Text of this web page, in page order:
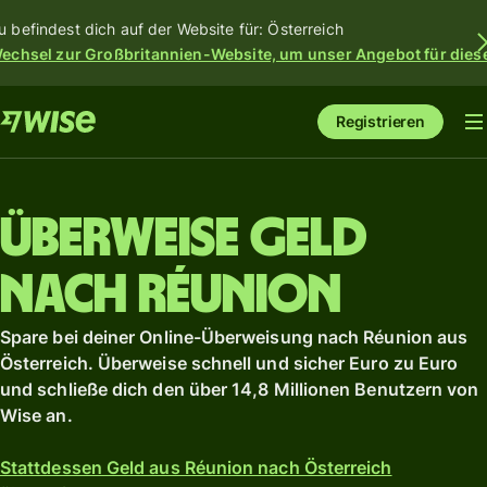
befindest dich auf der Website für: Österreich
zur Großbritannien-Website, um unser Angebot für
Registrieren
Überweise Geld
nach Réunion
Spare bei deiner Online-Überweisung nach Réunion aus
Österreich. Überweise schnell und sicher Euro zu Euro
und schließe dich den über 14,8 Millionen Benutzern von
Wise an.
Stattdessen Geld aus Réunion nach Österreich